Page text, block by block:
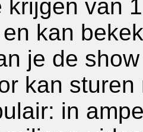
krijgen van
kan
je de
kan
in